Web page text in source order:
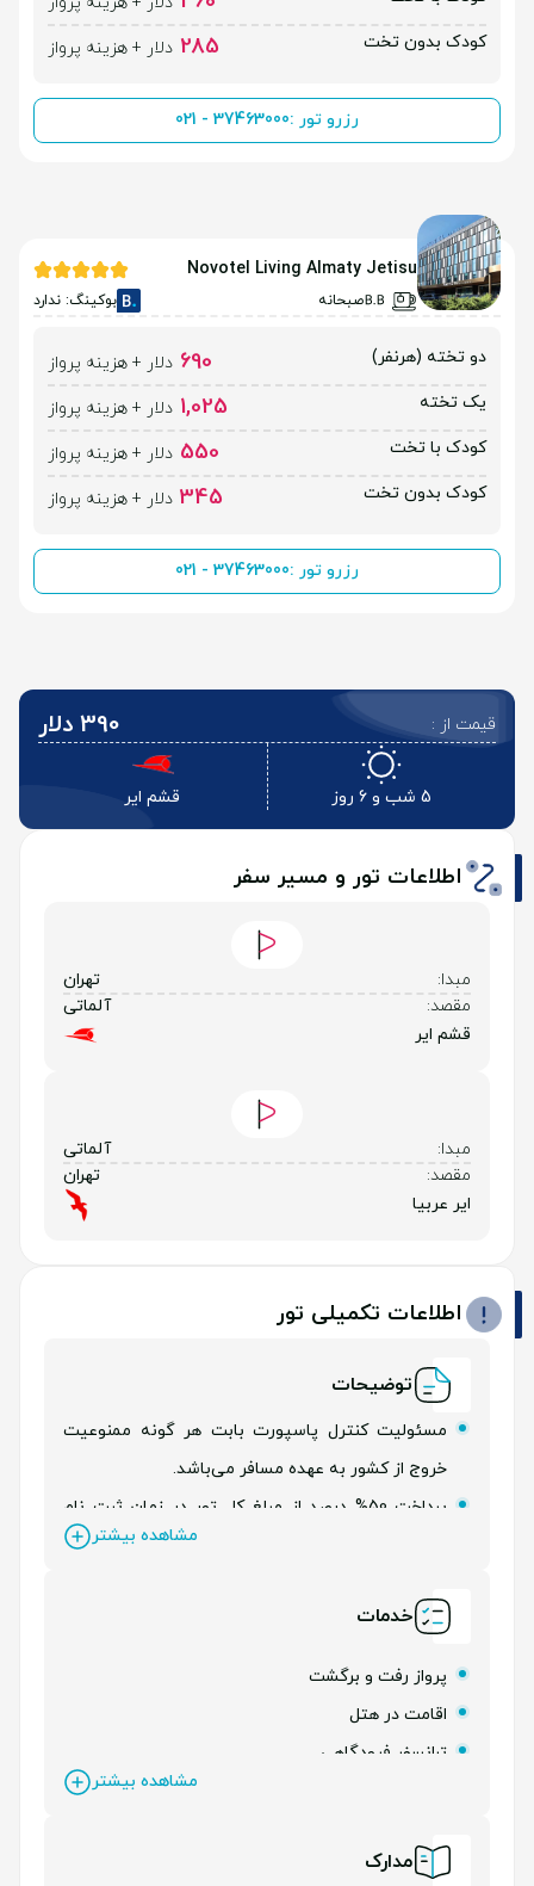
کودک بدون تخت
285 دلار + هزینه پرواز
رزرو تور :021 - 37463000
Novotel Living Almaty Jetisu
صبحانه بوکینگ: ندارد
دو تخته (هرنفر) 690 دلار + هزینه پرواز
یک تخته
1,025 دلار + هزینه پرواز
کودک با تخت
550 دلار + هزینه پرواز
کودک بدون تخت
345 دلار + هزینه پرواز
رزرو تور :021 - 37463000
قیمت از : 390 دلار
5 شب و 6 روز قشم ایر
اطلاعات تور و مسیر سفر
مبدا:
تهران
مقصد:
آلماتی
قشم ایر
مبدا:
آلماتی
مقصد:
تهران
ایر عربیا
اطلاعات تکمیلی تور
توضیحات
مسئولیت کنترل پاسپورت بابت هر گونه ممنوعیت
خروج از کشور به عهده مسافر می‌باشد.
پرداخت 50% درصد از مبلغ کل تور در زمان ثبت نام
مشاهده بیشتر
خدمات
پرواز رفت و برگشت
اقامت در هتل
ترانسفر فرودگاهی
مشاهده بیشتر
مدارک